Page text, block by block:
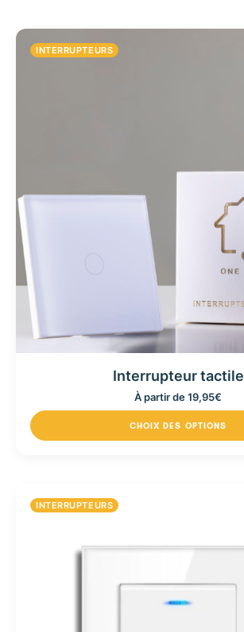
INTERRUPTEURS
Interrupteur tactile
À partir de19,95€
CHOIX DES OPTIONS
INTERRUPTEURS